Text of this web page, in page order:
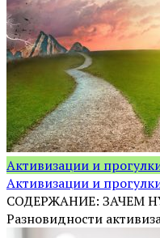
Активизации и
Активизации и
СОДЕРЖАНИЕ: ЗАЧЕМ
Разновидности